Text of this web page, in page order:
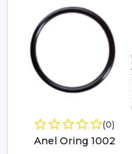
(0)
Anel Oring 1002